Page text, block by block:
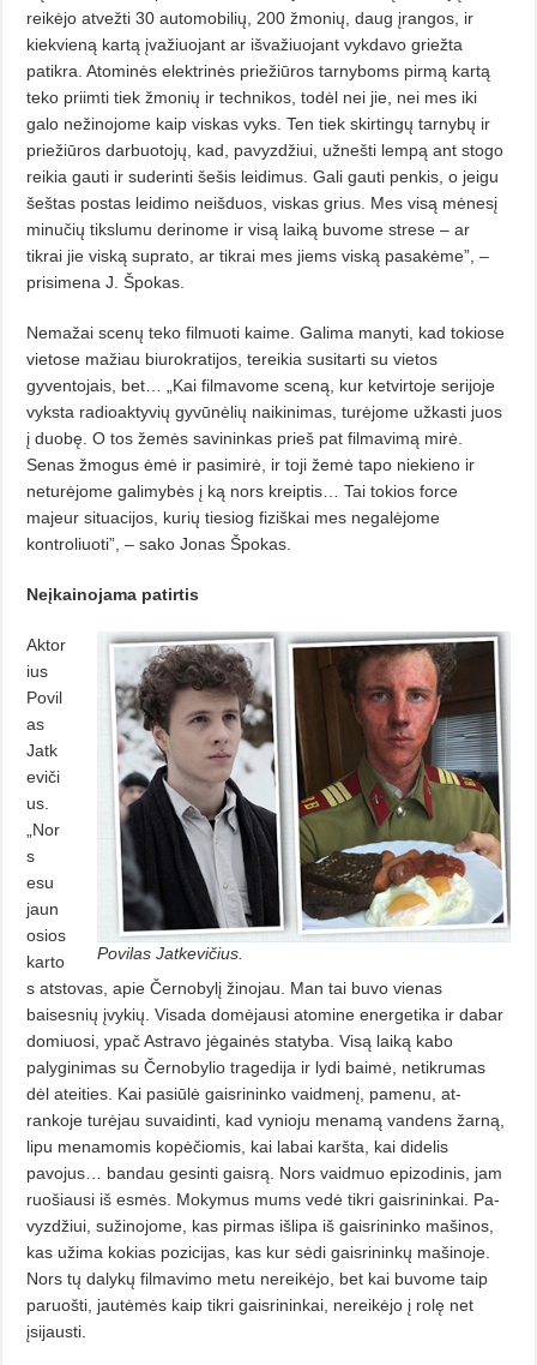
reikėjo atvežti 30 automobilių, 200 žmonių, daug įrangos, ir
kiekvieną kartą įvažiuojant ar išvažiuojant vykdavo griežta
patikra. Atominės elektrinės priežiūros tar­ny­boms pirmą kartą
teko priimti tiek žmonių ir technikos, todėl nei jie, nei mes iki
galo nežinojome kaip viskas vyks. Ten tiek skirtingų tarnybų ir
priežiūros darbuotojų, kad, pavyz­džiui, užnešti lempą ant stogo
reikia gauti ir suderinti šešis leidimus. Gali gauti penkis, o jeigu
šeštas postas leidimo neišduos, viskas grius. Mes visą mėnesį
minučių tikslumu derinome ir visą laiką buvome strese – ar
tikrai jie viską suprato, ar tikrai mes jiems viską pasakėme”, –
prisimena J. Špokas.
Nemažai scenų teko filmuoti kaime. Galima manyti, kad tokiose
vietose mažiau biurokratijos, terei­kia susitarti su vietos
gyventojais, bet… „Kai filmavome sceną, kur ket­virtoje serijoje
vyksta radioaktyvių gyvūnėlių naikinimas, turėjome už­kasti juos
į duobę. O tos žemės savi­ninkas prieš pat filmavimą mirė.
Senas žmogus ėmė ir pasimirė, ir toji žemė tapo niekieno ir
neturėjome galimybės į ką nors kreiptis… Tai tokios force
majeur situacijos, kurių tiesiog fiziškai mes negalėjome
kontroliuoti”, – sako Jonas Špokas.
Neįkainojama patirtis
Povilas Jatkevičius.
Aktor
ius
Povil
as
Jatk
eviči
us.
„Nor
s
esu
jaun
osios
karto
s atstovas, apie Černobylį žinojau. Man tai buvo vienas
baisesnių įvykių. Visada do­mėjausi atomine energetika ir dabar
domiuosi, ypač Astravo jėgainės sta­tyba. Visą laiką kabo
palyginimas su Černobylio tragedija ir lydi baimė, ne­tikrumas
dėl ateities. Kai pasiūlė gaisrininko vaidmenį, pamenu, at­
rankoje turėjau suvaidinti, kad vy­nioju menamą vandens žarną,
lipu menamomis kopėčiomis, kai labai karšta, kai didelis
pavojus… bandau gesinti gaisrą. Nors vaidmuo epizodinis, jam
ruošiausi iš esmės. Moky­mus mums vedė tikri gaisrininkai. Pa­
vyzdžiui, sužinojome, kas pirmas išlipa iš gaisrininko mašinos,
kas užima kokias pozicijas, kas kur sėdi gaisrininkų mašinoje.
Nors tų dalykų filmavimo metu nereikėjo, bet kai buvome taip
paruošti, jautėmės kaip tikri gaisrininkai, nereikėjo į rolę net
įsijausti.